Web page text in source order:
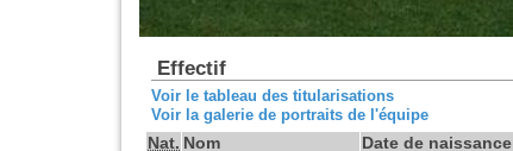
Effectif
Voir le tableau des titularisations
Voir la galerie de portraits de l'équipe
Nat. Nom Date de naissance